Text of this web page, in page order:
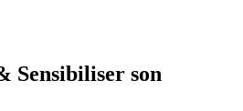
Sensibiliser son